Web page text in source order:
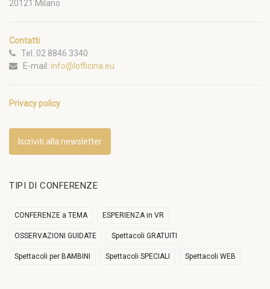
20121 Milano
Contatti
Tel. 02 8846 3340
E-mail: info@lofficina.eu
Privacy policy
Iscriviti alla newsletter
TIPI DI CONFERENZE
CONFERENZE a TEMA ESPERIENZA in VR
OSSERVAZIONI GUIDATE Spettacoli GRATUITI
Spettacoli per BAMBINI Spettacoli SPECIALI Spettacoli WEB